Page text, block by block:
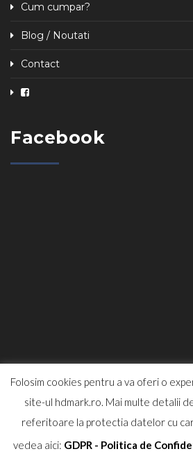
Cum cumpar?
Blog / Noutati
Contact
Facebook
Folosim cookies pentru a va oferi o
site-ul hdmark.ro. Mai multe detalii
referitoare la protectia datelor cu
vedea aici: GDPR - Politica de